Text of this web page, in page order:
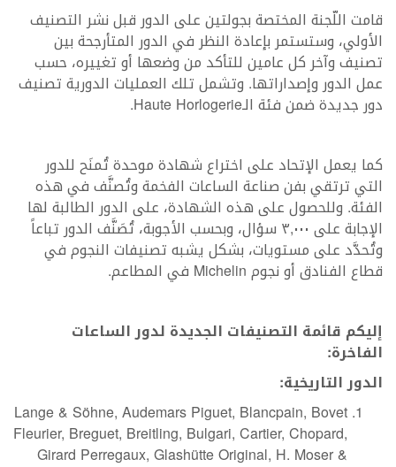
قامت اللّجنة المختصة بجولتين على الدور قبل نشر التصنيف
الأولي، وستستمر بإعادة النظر في الدور المتأرجحة بين
تصنيف وآخر كل عامين للتأكد من وضعها أو تغييره، حسب
عمل الدور وإصداراتها. وتشمل تلك العمليات الدورية تصنيف
دور جديدة ضمن فئة الـHaute Horlogerie.
كما يعمل الإتحاد على اختراع شهادة موحدة تُمنَح للدور
التي ترتقي بفن صناعة الساعات الفخمة وتُصنَّف في هذه
الفئة. وللحصول على هذه الشهادة، على الدور الطالبة لها
الإجابة على ٣,٠٠٠ سؤال، وبحسب الأجوبة، تُصَنَّف الدور تباعاً
وتُحدَّد على مستويات، بشكل يشبه تصنيفات النجوم في
قطاع الفنادق أو نجوم Michelin في المطاعم.
إليكم قائمة التصنيفات الجديدة لدور الساعات
الفاخرة:
الدور التاريخية:
Lange & Söhne, Audemars Piguet, Blancpain, Bovet
Fleurier, Breguet, Breitling, Bulgari, Cartier, Chopard,
Girard Perregaux, Glashütte Original, H. Moser &